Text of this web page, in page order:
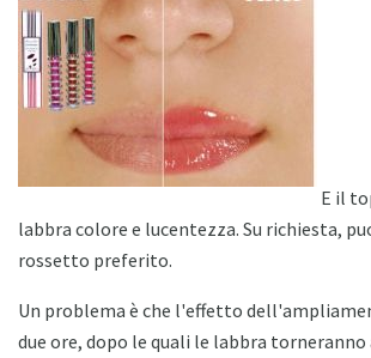
E il
labbra colore e lucentezza. Su richiesta,
rossetto preferito.
Un problema è che l'effetto
due ore, dopo le quali le labbra